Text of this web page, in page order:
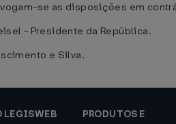
se as disposições em
- Presidente da República.
e Silva.
LEGISWEB
PRODUTOS E